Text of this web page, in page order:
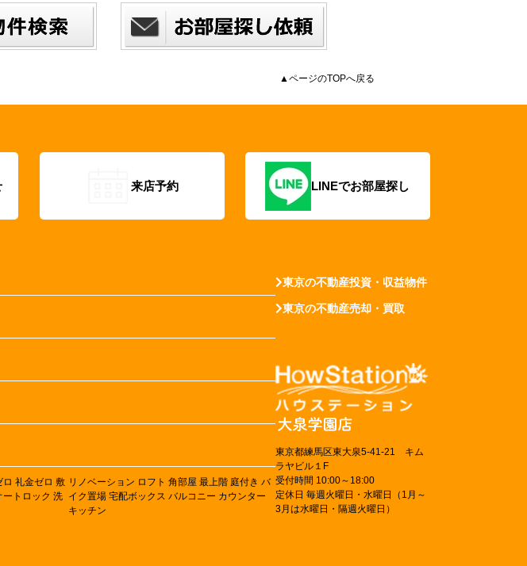
▲ページのTOPへ戻る
来店予約 LINEでお部屋探し
ロ 礼金ゼロ 敷
ートロック 洗
リノベーション ロフト 角部屋 最上階 庭付き バ
イク置場 宅配ボックス バルコニー カウンター
キッチン
東京の不動産投資・収益物件
東京の不動産売却・買取
東京都練馬区東大泉5-41-21 キム
ラヤビル１F
受付時間 10:00～18:00
定休日 毎週火曜日・水曜日（1月～
3月は水曜日・隔週火曜日）